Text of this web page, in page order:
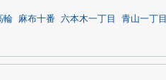
輪 麻布十番 六本木一丁目 青山一丁目